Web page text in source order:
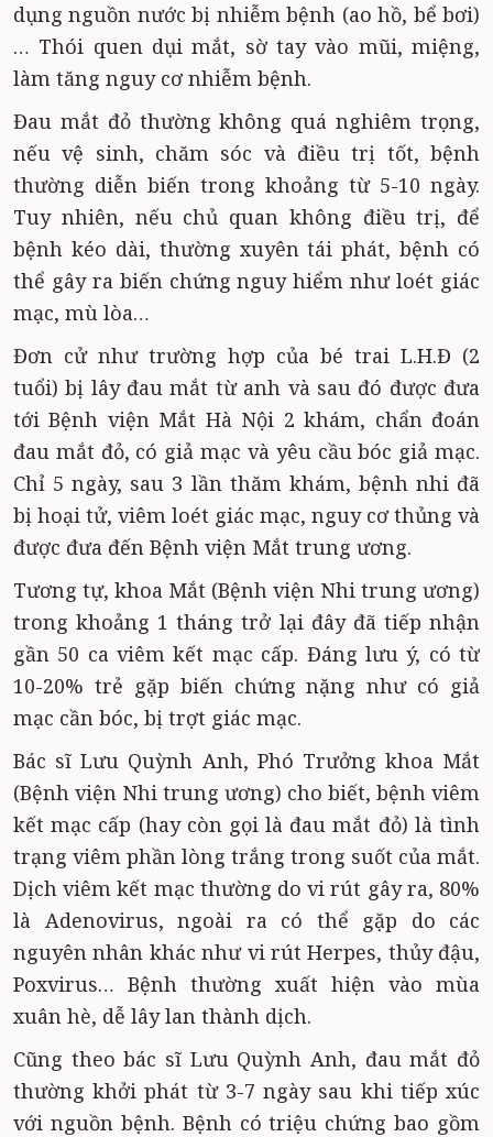
dụng nguồn nước bị nhiễm bệnh (ao hồ, bể bơi)
… Thói quen dụi mắt, sờ tay vào mũi, miệng,
làm tăng nguy cơ nhiễm bệnh.
Đau mắt đỏ thường không quá nghiêm trọng,
nếu vệ sinh, chăm sóc và điều trị tốt, bệnh
thường diễn biến trong khoảng từ 5-10 ngày.
Tuy nhiên, nếu chủ quan không điều trị, để
bệnh kéo dài, thường xuyên tái phát, bệnh có
thể gây ra biến chứng nguy hiểm như loét giác
mạc, mù lòa…
Đơn cử như trường hợp của bé trai L.H.Đ (2
tuổi) bị lây đau mắt từ anh và sau đó được đưa
tới Bệnh viện Mắt Hà Nội 2 khám, chẩn đoán
đau mắt đỏ, có giả mạc và yêu cầu bóc giả mạc.
Chỉ 5 ngày, sau 3 lần thăm khám, bệnh nhi đã
bị hoại tử, viêm loét giác mạc, nguy cơ thủng và
được đưa đến Bệnh viện Mắt trung ương.
Tương tự, khoa Mắt (Bệnh viện Nhi trung ương)
trong khoảng 1 tháng trở lại đây đã tiếp nhận
gần 50 ca viêm kết mạc cấp. Đáng lưu ý, có từ
10-20% trẻ gặp biến chứng nặng như có giả
mạc cần bóc, bị trợt giác mạc.
Bác sĩ Lưu Quỳnh Anh, Phó Trưởng khoa Mắt
(Bệnh viện Nhi trung ương) cho biết, bệnh viêm
kết mạc cấp (hay còn gọi là đau mắt đỏ) là tình
trạng viêm phần lòng trắng trong suốt của mắt.
Dịch viêm kết mạc thường do vi rút gây ra, 80%
là Adenovirus, ngoài ra có thể gặp do các
nguyên nhân khác như vi rút Herpes, thủy đậu,
Poxvirus… Bệnh thường xuất hiện vào mùa
xuân hè, dễ lây lan thành dịch.
Cũng theo bác sĩ Lưu Quỳnh Anh, đau mắt đỏ
thường khởi phát từ 3-7 ngày sau khi tiếp xúc
với nguồn bệnh. Bệnh có triệu chứng bao gồm